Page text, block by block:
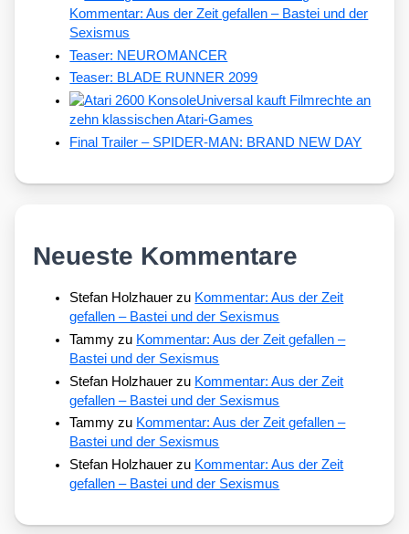
Kommentar: Aus der Zeit gefallen – Bastei und der
Sexismus
Teaser: NEUROMANCER
Teaser: BLADE RUNNER 2099
Universal kauft Filmrechte an
zehn klassischen Atari-Games
Final Trailer – SPIDER-MAN: BRAND NEW DAY
Neueste Kommentare
Stefan Holzhauer zu Kommentar: Aus der Zeit
gefallen – Bastei und der Sexismus
Tammy zu Kommentar: Aus der Zeit gefallen –
Bastei und der Sexismus
Stefan Holzhauer zu Kommentar: Aus der Zeit
gefallen – Bastei und der Sexismus
Tammy zu Kommentar: Aus der Zeit gefallen –
Bastei und der Sexismus
Stefan Holzhauer zu Kommentar: Aus der Zeit
gefallen – Bastei und der Sexismus